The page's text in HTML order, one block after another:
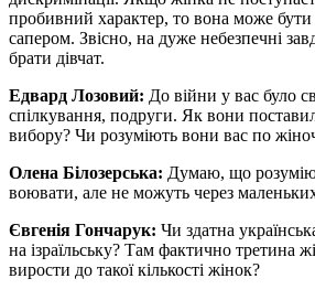
пробивний характер, то вона може
сапером. Звісно, на дуже небезпечні
брати дівчат.
Едвард Лозовий: До війни у вас було
спілкування, подруги. Як вони
вибору? Чи розуміють вони вас по
Олена Білозерська: Думаю, що
воювати, але не можуть через
Євгенія Гончарук: Чи здатна
на ізраїльську? Там фактично третина
вирости до такої кількості жінок?